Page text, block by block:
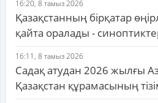
16:20, 8 тамыз 2026
Қазақстанның бірқатар
қайта оралады -
16:11, 8 тамыз 2026
Садақ атудан 2026 жылғы
Қазақстан құрамасының